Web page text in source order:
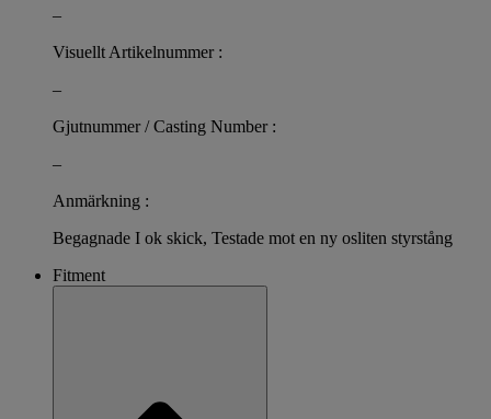
–
Visuellt Artikelnummer :
–
Gjutnummer / Casting Number :
–
Anmärkning :
Begagnade I ok skick, Testade mot en ny osliten styrstång
Fitment